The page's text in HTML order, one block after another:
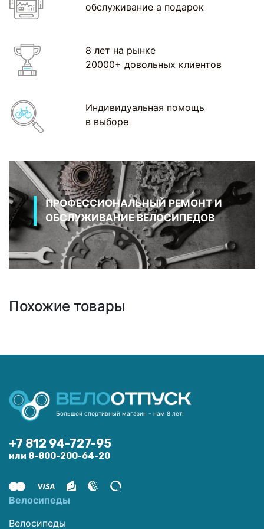
обслуживание а подарок
8 лет на рынке
20000+ довольных клиентов
Индивидуальная помощь
в выборе
ПРОФЕССИОНАЛЬНЫЙ РЕМОНТ И
ОБСЛУЖИВАНИЕ ВЕЛОСИПЕДОВ
Похожие товары
Большой спортивный магазин - нам 8 лет!
+7 812 94-727-95
или 8-800-200-64-20
Велосипеды
Велосипеды